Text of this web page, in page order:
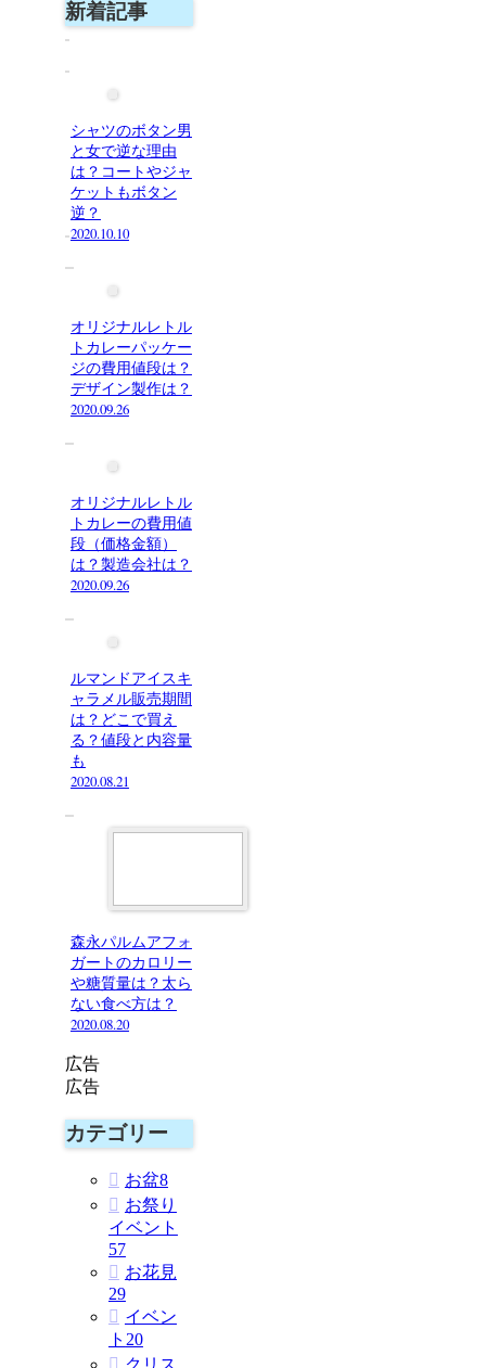
新着記事
シャツのボタン男
と女で逆な理由
は？コートやジャ
ケットもボタン
逆？
2020.10.10
オリジナルレトル
トカレーパッケー
ジの費用値段は？
デザイン製作は？
2020.09.26
オリジナルレトル
トカレーの費用値
段（価格金額）
は？製造会社は？
2020.09.26
ルマンドアイスキ
ャラメル販売期間
は？どこで買え
る？値段と内容量
も
2020.08.21
森永パルムアフォ
ガートのカロリー
や糖質量は？太ら
ない食べ方は？
2020.08.20
広告
広告
カテゴリー
お盆8
お祭り
イベント
57
お花見
29
イベン
ト 20